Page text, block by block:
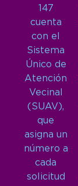
147
cuenta
con el
Sistema
Único de
Atención
Vecinal
(SUAV),
que
asigna un
número a
cada
solicitud